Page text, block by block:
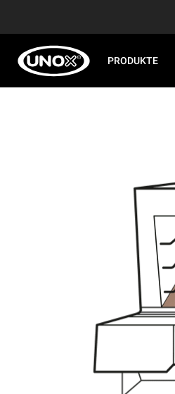
PRODUKTE